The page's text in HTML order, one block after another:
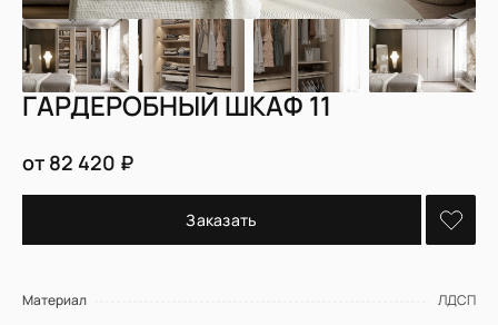
ГАРДЕРОБНЫЙ ШКАФ 11
от 82 420 ₽
Заказать
Материал ЛДСП